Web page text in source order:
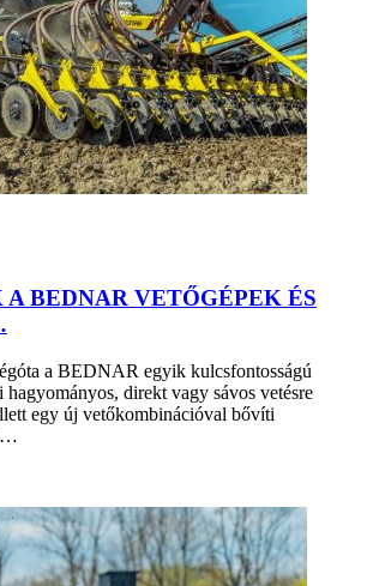
A BEDNAR VETŐGÉPEK ÉS
a BEDNAR egyik kulcsfontosságú
hagyományos, direkt vagy sávos vetésre
egy új vetőkombinációval bővíti